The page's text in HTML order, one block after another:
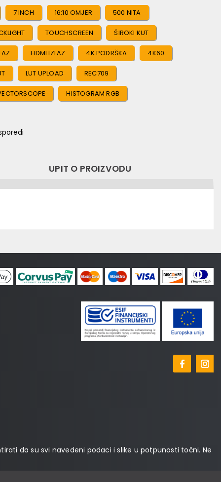
7 INCH 16:10 OMJER 500 NITA
TOUCHSCREEN ŠIROKI KUT
HDMI IZLAZ 4K PODRŠKA 4K60
LUT UPLOAD REC709
HISTOGRAM RGB
UPIT O PROIZVODU
da su svi navedeni podaci i slike u potpunosti točni. Ne